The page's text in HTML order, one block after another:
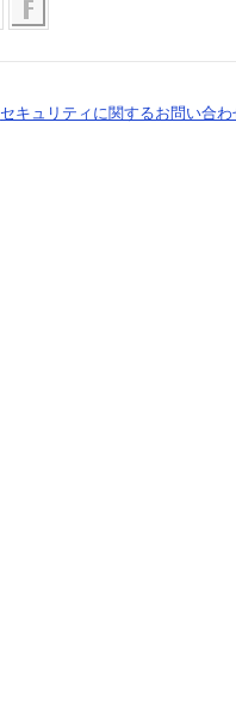
セキュリティに関するお問い合わ